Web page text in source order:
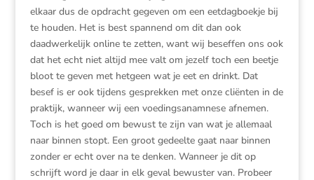
elkaar dus de opdracht gegeven om een eetdagboekje bij
te houden. Het is best spannend om dit dan ook
daadwerkelijk online te zetten, want wij beseffen ons ook
dat het echt niet altijd mee valt om jezelf toch een beetje
bloot te geven met hetgeen wat je eet en drinkt. Dat
besef is er ook tijdens gesprekken met onze cliënten in de
praktijk, wanneer wij een voedingsanamnese afnemen.
Toch is het goed om bewust te zijn van wat je allemaal
naar binnen stopt. Een groot gedeelte gaat naar binnen
zonder er echt over na te denken. Wanneer je dit op
schrijft word je daar in elk geval bewuster van. Probeer